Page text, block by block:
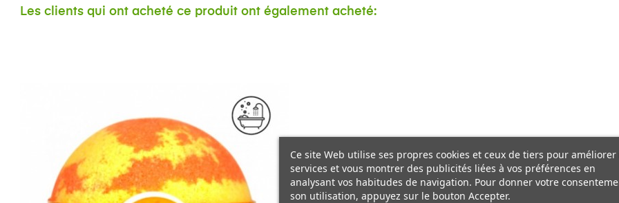
Les clients qui ont acheté ce produit ont également acheté:
Ce site Web utilise ses propres cookies et ceux de tiers pour améliorer
services et vous montrer des publicités liées à vos préférences en
analysant vos habitudes de navigation. Pour donner votre
son utilisation, appuyez sur le bouton Accepter.